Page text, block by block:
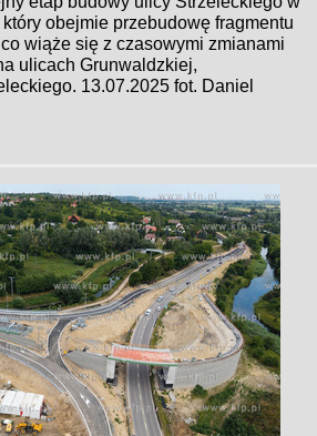
obejmie przebudowę fragmentu
wiąże się z czasowymi zmianami
ulicach Grunwaldzkiej,
13.07.2025 fot. Daniel